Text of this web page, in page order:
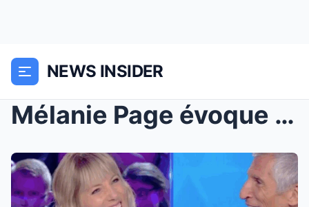
NEWS INSIDER
Mélanie Page évoque sa première rencontre avec Nag...